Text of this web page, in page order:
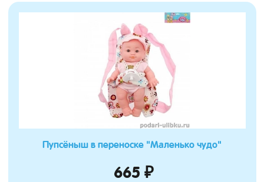
Пупсёныш в переноске "Маленько чудо"
665 ₽